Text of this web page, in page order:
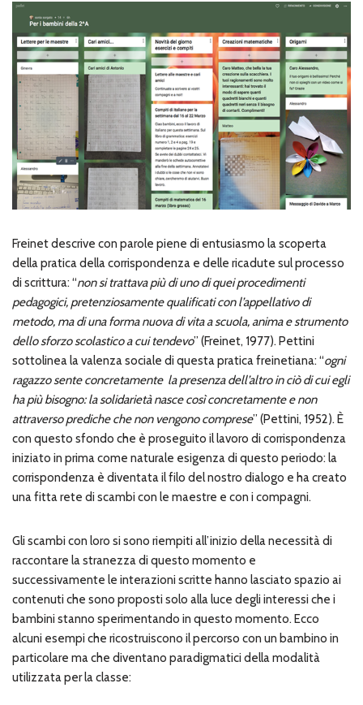
Freinet descrive con parole piene di entusiasmo la scoperta
della pratica della corrispondenza e delle ricadute sul processo
di scrittura: “non si trattava più di uno di quei procedimenti
pedagogici, pretenziosamente qualificati con l’appellativo di
metodo, ma di una forma nuova di vita a scuola, anima e strumento
dello sforzo scolastico a cui tendevo” (Freinet, 1977). Pettini
sottolinea la valenza sociale di questa pratica freinetiana: “ogni
ragazzo sente concretamente la presenza dell’altro in ciò di cui egli
ha più bisogno: la solidarietà nasce così concretamente e non
attraverso prediche che non vengono comprese” (Pettini, 1952). È
con questo sfondo che è proseguito il lavoro di corrispondenza
iniziato in prima come naturale esigenza di questo periodo: la
corrispondenza è diventata il filo del nostro dialogo e ha creato
una fitta rete di scambi con le maestre e con i compagni.
Gli scambi con loro si sono riempiti all’inizio della necessità di
raccontare la stranezza di questo momento e
successivamente le interazioni scritte hanno lasciato spazio ai
contenuti che sono proposti solo alla luce degli interessi che i
bambini stanno sperimentando in questo momento. Ecco
alcuni esempi che ricostruiscono il percorso con un bambino in
particolare ma che diventano paradigmatici della modalità
utilizzata per la classe: